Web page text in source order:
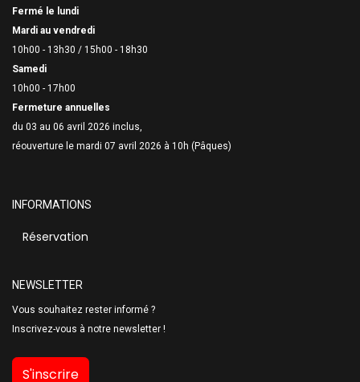
Fermé le lundi
Mardi au vendredi
10h00 - 13h30 / 15h00 - 18h30
Samedi
10h00 - 17h00
Fermeture annuelles
du 03 au 06 avril 2026 inclus,
réouverture le mardi 07 avril 2026 à 10h (Pâques)
INFORMATIONS
Réservation
NEWSLETTER
Vous souhaitez rester informé ?
Inscrivez-vous à notre newsletter !
S'inscrire